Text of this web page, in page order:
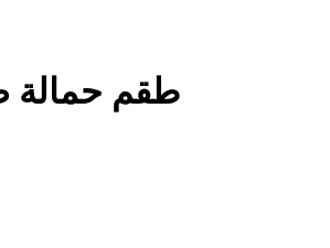
طقم حمالة